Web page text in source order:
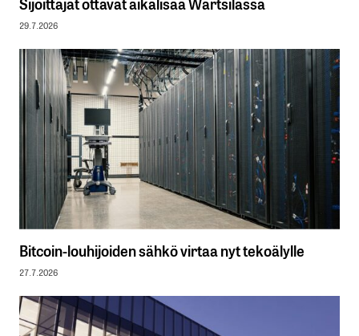
29.7.2026
Bitcoin-louhijoiden sähkö virtaa nyt tekoälylle
27.7.2026